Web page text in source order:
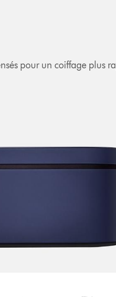
pour un coiffage plus